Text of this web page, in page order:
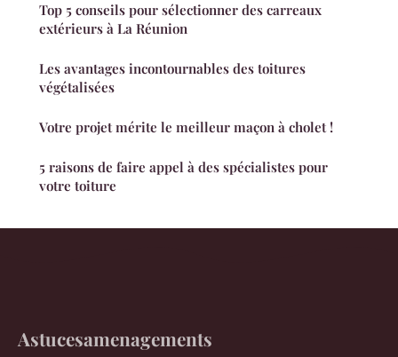
Top 5 conseils pour sélectionner des carreaux
extérieurs à La Réunion
Les avantages incontournables des toitures
végétalisées
Votre projet mérite le meilleur maçon à cholet !
5 raisons de faire appel à des spécialistes pour
votre toiture
Astucesamenagements